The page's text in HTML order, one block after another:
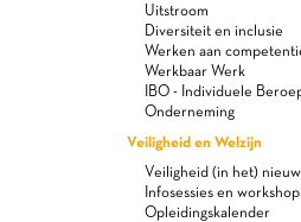
Uitstroom
Diversiteit en inclusie
Werken aan
Werkbaar Werk
IBO - Individuele
Onderneming
Veiligheid en Welzijn
Veiligheid (in het)
Infosessies en
Opleidingskalender